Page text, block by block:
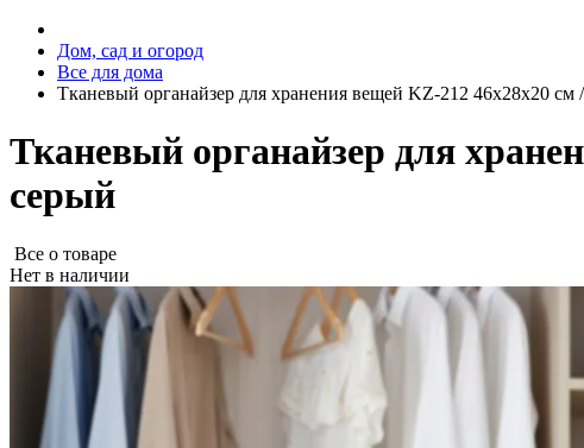
Дом, сад и огород
Все для дома
Тканевый органайзер для хранения вещей KZ-212 46х28х20
Тканевый органайзер для
серый
Все о товаре
Нет в наличии